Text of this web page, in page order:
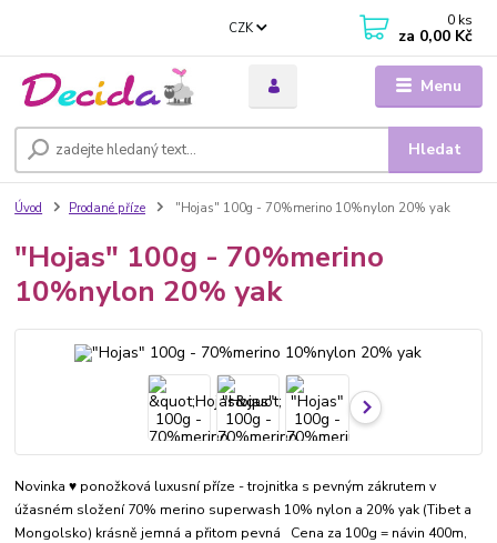
Menu
CZK
Hledat
0 ks
za 0,00 Kč
Úvod Prodané příze "Hojas" 100g - 70%merino 10%nylon 20% yak
"Hojas" 100g - 70%merino
10%nylon 20% yak
Novinka ♥ ponožková luxusní příze - trojnitka s pevným zákrutem v
úžasném složení 70% merino superwash 10% nylon a 20% yak (Tibet a
Mongolsko) krásně jemná a přitom pevná Cena za 100g = návin 400m,